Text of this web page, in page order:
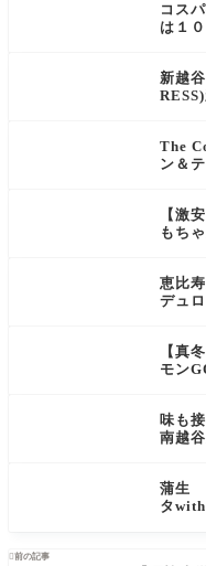
コス
は１
新越
The
ン＆
【激
もち
恵比
デュ
【真
モン
味も
南越
蒲生
タ
 前の記事